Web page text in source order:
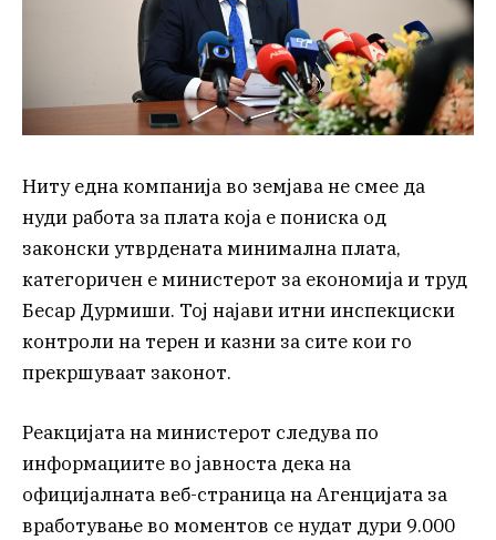
Ниту една компанија во земјава не смее да
нуди работа за плата која е пониска од
законски утврдената минимална плата,
категоричен е министерот за економија и труд
Бесар Дурмиши. Тој најави итни инспекциски
контроли на терен и казни за сите кои го
прекршуваат законот.
Реакцијата на министерот следува по
информациите во јавноста дека на
официјалната веб-страница на Агенцијата за
вработување во моментов се нудат дури 9.000